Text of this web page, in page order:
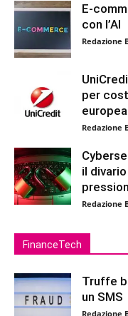
E-
con l’AI
Redazione
per
Redazione
il
Redazione
FinanceTech
Truffe
un SMS
Redazione